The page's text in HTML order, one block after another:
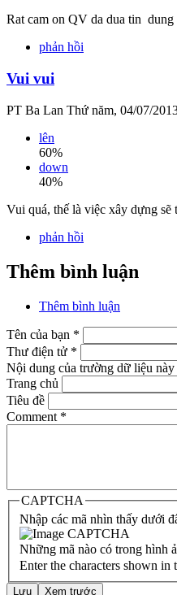
Rat cam on QV da dua tin
phản hồi
Vui vui
PT Ba Lan Thứ năm, 04/07/
lên
60%
down
40%
Vui quá, thế là việc xây dựng
phản hồi
Thêm bình luận
Thêm bình luận
Tên của bạn *
Thư điện tử *
Nội dung của trường dữ liệu
Trang chủ
Tiêu đề
Comment *
CAPTCHA
Nhập các mã nhìn thấy dưới
Những mã nào có trong hình
Enter the characters shown in